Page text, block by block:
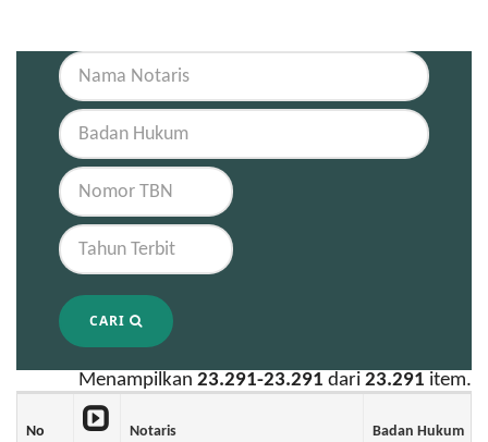
CARI
Menampilkan 23.291-23.291 dari 23.291 item.
No Notaris Badan Hukum